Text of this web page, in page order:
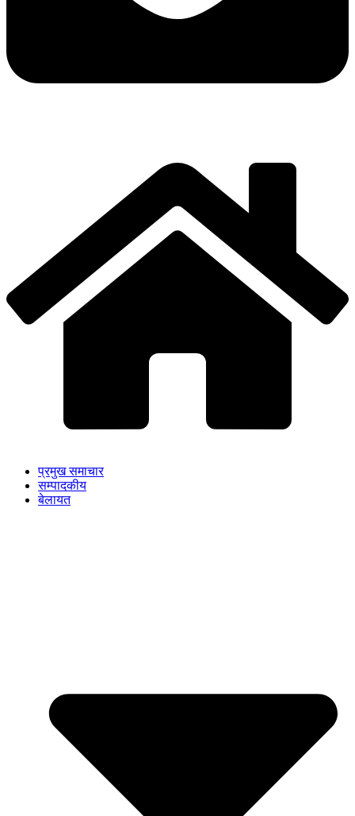
प्रमुख समाचार
सम्पादकीय
बेलायत